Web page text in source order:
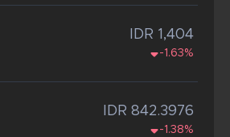
IDR 1,404
-1.63%
IDR 842.3976
-1.38%